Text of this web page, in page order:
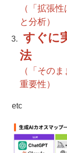
（「拡張
と分析）
すぐに
法
（「その
重要性）
etc